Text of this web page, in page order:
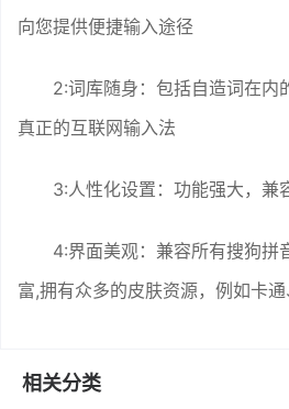
向您提供便捷输入途径
2:词库随身：包括自造词在内
真正的互联网输入法
3:人性化设置：功能强大，兼
4:界面美观：兼容所有搜狗拼
富,拥有众多的皮肤资源，例如卡
相关分类